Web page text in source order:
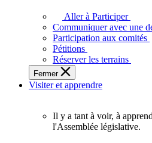
plein
potentiel,
l'Assemblée
a
besoin
de
Aller à Participer
Communiquer avec une
Participation aux comités
Pétitions
Réserver les terrains
Fermer
Visiter et apprendre
Il y a tant à voir, à
l'Assemblée législative.